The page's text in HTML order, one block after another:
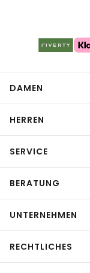
DAMEN
HERREN
SERVICE
BERATUNG
UNTERNEHMEN
RECHTLICHES